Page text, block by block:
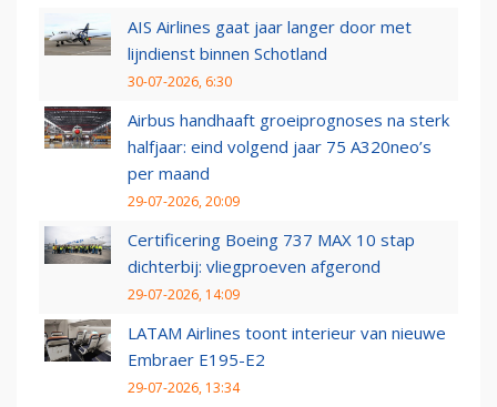
AIS Airlines gaat jaar langer door met
lijndienst binnen Schotland
30-07-2026, 6:30
Airbus handhaaft groeiprognoses na sterk
halfjaar: eind volgend jaar 75 A320neo’s
per maand
29-07-2026, 20:09
Certificering Boeing 737 MAX 10 stap
dichterbij: vliegproeven afgerond
29-07-2026, 14:09
LATAM Airlines toont interieur van nieuwe
Embraer E195-E2
29-07-2026, 13:34